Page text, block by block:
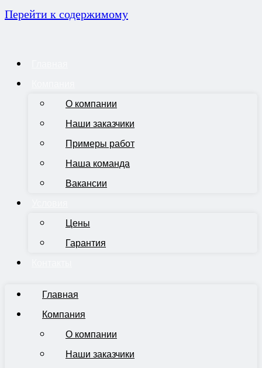
Перейти к содержимому
О компании
Наши заказчики
Примеры работ
Наша команда
Вакансии
Цены
Гарантия
Главная
Компания
О компании
Наши заказчики